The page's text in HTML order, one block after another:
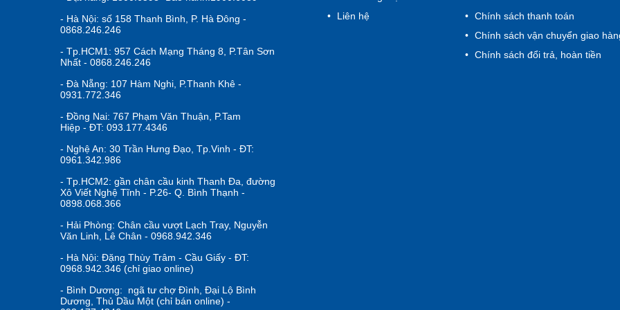
- Hà Nội: số 158 Thanh Bình, P. Hà Đông -
0868.246.246
- Tp.HCM1: 957 Cách Mạng Tháng 8, P.Tân Sơn
Nhất - 0868.246.246
- Đà Nẵng: 107 Hàm Nghi, P.Thanh Khê -
0931.772.346
- Đồng Nai: 767 Phạm Văn Thuận, P.Tam
Hiệp - ĐT: 093.177.4346
- Nghệ An: 30 Trần Hưng Đạo, Tp.Vinh - ĐT:
0961.342.986
- Tp.HCM2: gần chân cầu kinh Thanh Đa, đường
Xô Viết Nghệ Tĩnh - P.26- Q. Bình Thạnh -
0898.068.366
- Hải Phòng: Chân cầu vượt Lạch Tray, Nguyễn
Văn Linh, Lê Chân - 0968.942.346
- Hà Nội: Đặng Thùy Trâm - Cầu Giấy - ĐT:
0968.942.346 (chỉ giao online)
- Bình Dương: ngã tư chợ Đình, Đại Lộ Bình
Dương, Thủ Dầu Một (chỉ bán online) -
Liên hệ
Chính sách thanh toán
Chính sách vận chuyển giao
Chính sách đổi trả, hoàn tiền